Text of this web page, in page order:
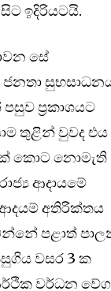
ඉදිරියටයි.
සේ
ප්‍රකාශයට
තුළින් වුවද එය
කොට නොමැති
ආදායමේ
අතිරික්තය
පළාත්
වසර 3 ක
වර්ධන